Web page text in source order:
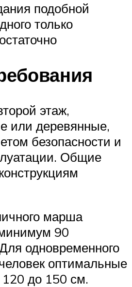
подобной
только
этаж,
или деревянные,
безопасности и
Общие
марша
90
одновременного
оптимальные
120 до 150 см.